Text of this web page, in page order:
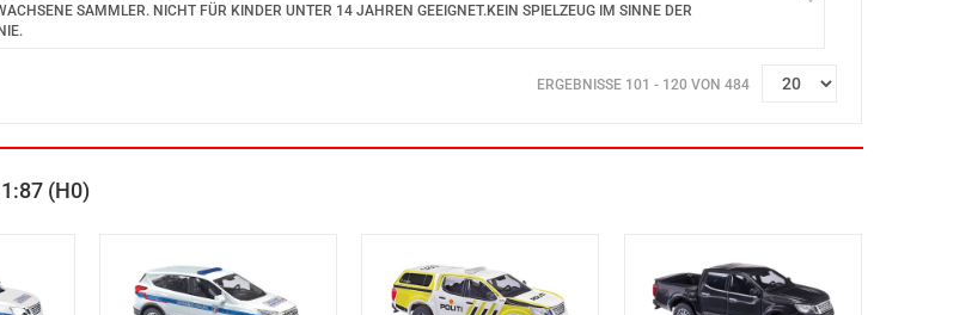
SAMMLER. NICHT FÜR KINDER UNTER 14 JAHREN GEEIGNET.KEIN SPIELZEUG IM SINNE DER
ERGEBNISSE 101 - 120 VON 484
(H0)